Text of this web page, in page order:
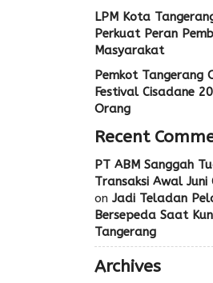
LPM Kota
Perkuat Peran
Masyarakat
Pemkot Tangerang
Festival Cisadane
Orang
Recent
PT ABM Sanggah
Transaksi Awal
on Jadi Teladan
Bersepeda Saat
Tangerang
Archives